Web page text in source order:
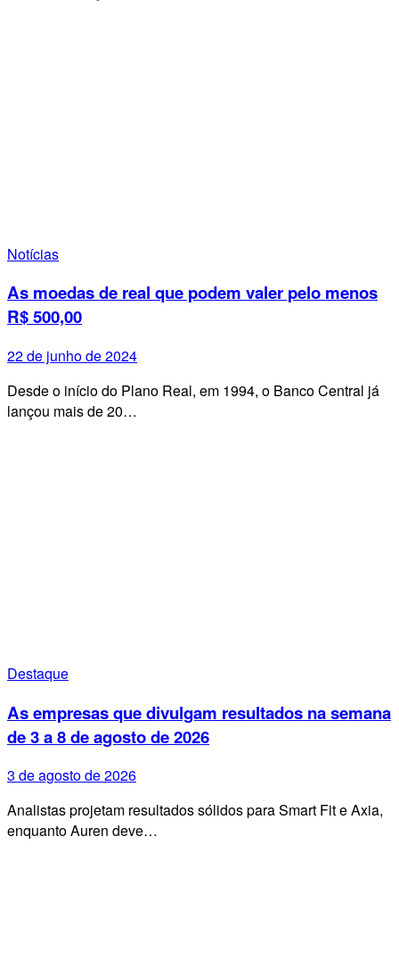
Notícias
As moedas de real que podem valer pelo menos
R$ 500,00
22 de junho de 2024
Desde o início do Plano Real, em 1994, o Banco Central já
lançou mais de 20…
Destaque
As empresas que divulgam resultados na semana
de 3 a 8 de agosto de 2026
3 de agosto de 2026
Analistas projetam resultados sólidos para Smart Fit e Axia,
enquanto Auren deve…